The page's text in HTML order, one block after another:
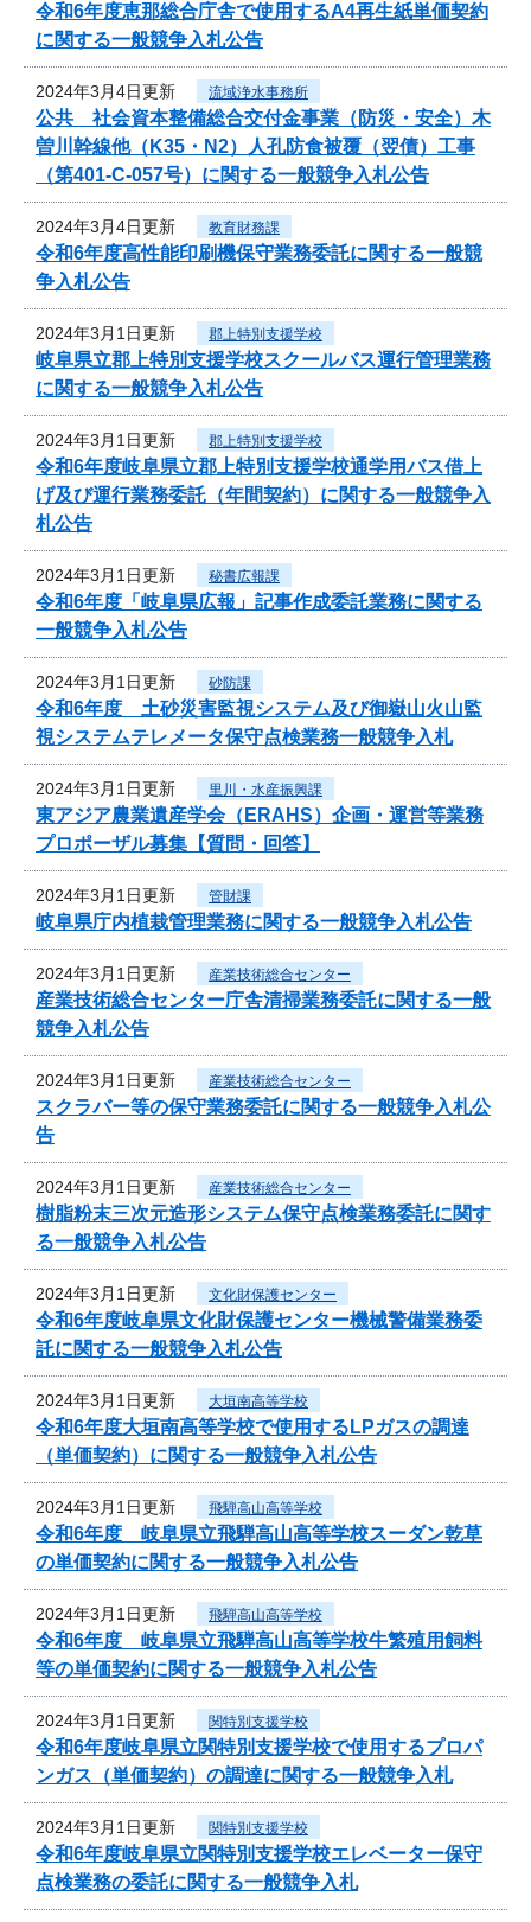
令和6年度恵那総合庁舎で使用するA4再生紙単価契約
に関する一般競争入札公告
2024年3月4日更新 流域浄水事務所
公共 社会資本整備総合交付金事業（防災・安全）木
曽川幹線他（K35・N2）人孔防食被覆（翌債）工事
（第401-C-057号）に関する一般競争入札公告
2024年3月4日更新 教育財務課
令和6年度高性能印刷機保守業務委託に関する一般競
争入札公告
2024年3月1日更新 郡上特別支援学校
岐阜県立郡上特別支援学校スクールバス運行管理業務
に関する一般競争入札公告
2024年3月1日更新 郡上特別支援学校
令和6年度岐阜県立郡上特別支援学校通学用バス借上
げ及び運行業務委託（年間契約）に関する一般競争入
札公告
2024年3月1日更新 秘書広報課
令和6年度「岐阜県広報」記事作成委託業務に関する
一般競争入札公告
2024年3月1日更新 砂防課
令和6年度 土砂災害監視システム及び御嶽山火山監
視システムテレメータ保守点検業務一般競争入札
2024年3月1日更新 里川・水産振興課
東アジア農業遺産学会（ERAHS）企画・運営等業務
プロポーザル募集【質問・回答】
2024年3月1日更新 管財課
岐阜県庁内植栽管理業務に関する一般競争入札公告
2024年3月1日更新 産業技術総合センター
産業技術総合センター庁舎清掃業務委託に関する一般
競争入札公告
2024年3月1日更新 産業技術総合センター
スクラバー等の保守業務委託に関する一般競争入札公
告
2024年3月1日更新 産業技術総合センター
樹脂粉末三次元造形システム保守点検業務委託に関す
る一般競争入札公告
2024年3月1日更新 文化財保護センター
令和6年度岐阜県文化財保護センター機械警備業務委
託に関する一般競争入札公告
2024年3月1日更新 大垣南高等学校
令和6年度大垣南高等学校で使用するLPガスの調達
（単価契約）に関する一般競争入札公告
2024年3月1日更新 飛騨高山高等学校
令和6年度 岐阜県立飛騨高山高等学校スーダン乾草
の単価契約に関する一般競争入札公告
2024年3月1日更新 飛騨高山高等学校
令和6年度 岐阜県立飛騨高山高等学校牛繁殖用飼料
等の単価契約に関する一般競争入札公告
2024年3月1日更新 関特別支援学校
令和6年度岐阜県立関特別支援学校で使用するプロパ
ンガス（単価契約）の調達に関する一般競争入札
2024年3月1日更新 関特別支援学校
令和6年度岐阜県立関特別支援学校エレベーター保守
点検業務の委託に関する一般競争入札